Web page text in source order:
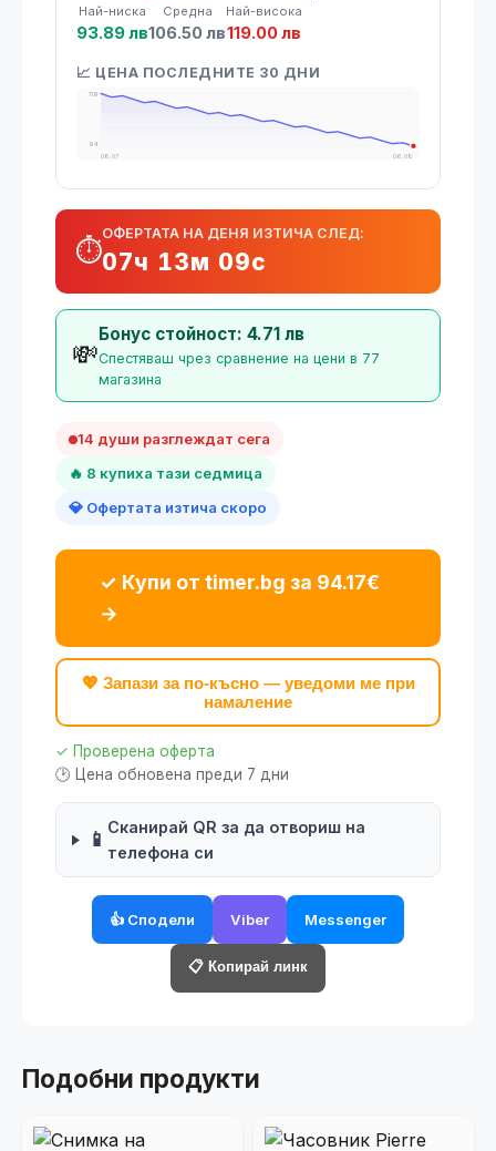
Най-ниска
93.89 лв
Средна
106.50 лв
Най-висока
119.00 лв
📈 ЦЕНА ПОСЛЕДНИТЕ 30 ДНИ
119
94
08.07
06.08
⏱️
ОФЕРТАТА НА ДЕНЯ ИЗТИЧА СЛЕД:
07ч 13м 08с
💸
Бонус стойност: 4.71 лв
Спестяваш чрез сравнение на цени в 77
магазина
14 души разглеждат сега
🔥 8 купиха тази седмица
💎 Офертата изтича скоро
✓ Купи от timer.bg за 94.17€
→
💖 Запази за по-късно — уведоми ме при
намаление
✓ Проверена оферта
🕑 Цена обновена преди 7 дни
📱
Сканирай QR за да отвориш на
телефона си
👍 Сподели Viber Messenger
📋 Копирай линк
Подобни продукти